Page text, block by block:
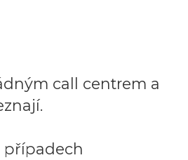
call centrem a
případech